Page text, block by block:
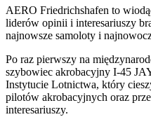
AERO Friedrichshafen to
liderów opinii i interesariuszy
najnowsze samoloty i
Po raz pierwszy na
szybowiec akrobacyjny I-45
Instytucie Lotnictwa, który
pilotów akrobacyjnych oraz
interesariuszy.